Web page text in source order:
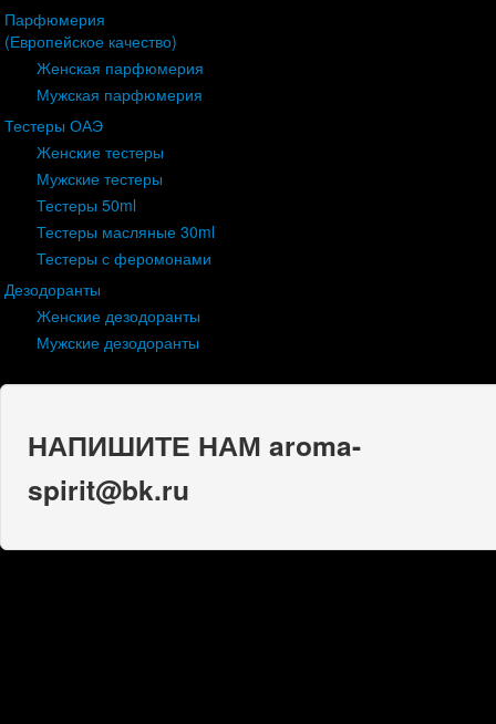
Парфюмерия
(Европейское качество)
Женская парфюмерия
Мужская парфюмерия
Тестеры ОАЭ
Женские тестеры
Мужские тестеры
Тестеры 50ml
Тестеры масляные 30ml
Тестеры с феромонами
Дезодоранты
Женские дезодоранты
Мужские дезодоранты
НАПИШИТЕ НАМ aroma-
spirit@bk.ru